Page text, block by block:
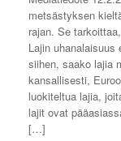
metsästyksen
rajan. Se
Lajin
siihen, saako lajia
kansallisesti,
luokiteltua lajia,
lajit ovat
[…]